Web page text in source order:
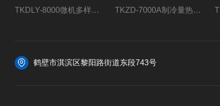
TKDLY-8000微机多样测硫仪自动定硫仪化验室硫含量测定 TKZD-7000A制冷量热仪自动升降热值仪煤质检测
鹤壁市淇滨区黎阳路街道东段743号